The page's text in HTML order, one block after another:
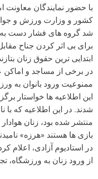
با حضور نمایندگان
کشور و وزارت ورزش و
شد گروه های فشار دست به
برای بی اثر کردن جناح
ابتدایی ترین حقوق زنان
در برخی از مساجد و اماکن
ممنوعیت ورود بانوان به
این اطلاعیه ها خواستار
شدند. در این اطلاعیه که با
منتشر شده بود، زنان
بازی ها هستند «هرزه»
از ورود زنان به ورزشگاه،